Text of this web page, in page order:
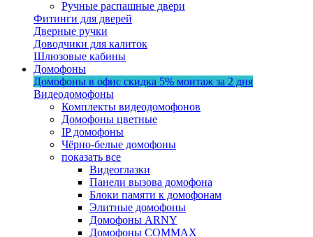
Ручные распашные двери
Фитинги для дверей
Дверные ручки
Доводчики для калиток
Шлюзовые кабины
Домофоны
Домофоны в офис скидка 5% монтаж за 2 дня
Видеодомофоны
Комплекты видеодомофонов
Домофоны цветные
IP домофоны
Чёрно-белые домофоны
показать все
Видеоглазки
Панели вызова домофона
Блоки памяти к домофонам
Элитные домофоны
Домофоны ARNY
Домофоны COMMAX